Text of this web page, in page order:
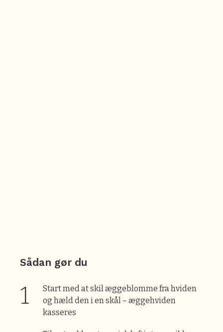
Sådan gør du
Start med at skil æggeblomme fra hviden
og hæld den i en skål – æggehviden
kasseres